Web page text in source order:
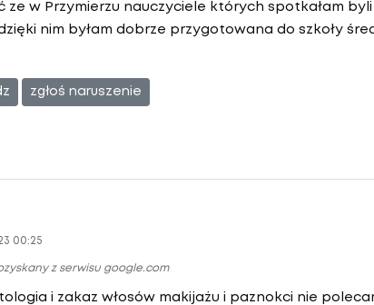
ze w Przymierzu nauczyciele których spotkałam
nim byłam dobrze przygotowana do szkoły
zgłoś naruszenie
00:25
z serwisu google.com
i zakaz włosów makijażu i paznokci nie